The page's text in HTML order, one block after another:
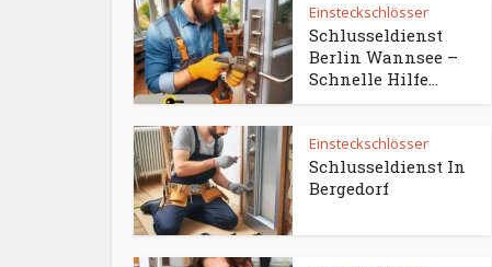
Einsteckschlösser
Schlusseldienst
Berlin Wannsee –
Schnelle Hilfe...
Einsteckschlösser
Schlusseldienst In
Bergedorf